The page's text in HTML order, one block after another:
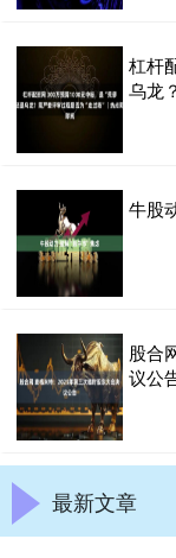
杠杆
乌龙
牛股
股合
议公
最新文章